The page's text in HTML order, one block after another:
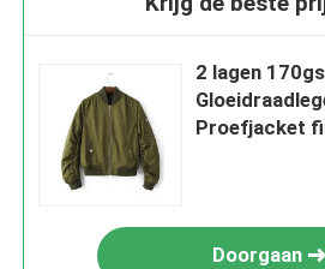
2 lagen
Proefjacket
Doorgaan